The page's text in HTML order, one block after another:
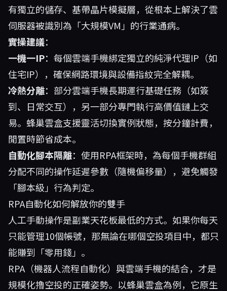
有獨立的儲存、基帶晶片模擬層，從根本上解決了雲
伺服器被識別為「大規模VM」的行業通病。
實操建議：
一機一IP：每個雲端手機綁定獨立的純淨代理IP（如
住宅IP），確保網路環境與設備指紋完全解耦。
冷熱分離：部分雲端手機長期運行基礎任務（如簽
到、日常交互），另一部分專門執行高價值鏈上交
易。蜂巢雲盒支援靈活切換實例狀態，按分鐘計費，
閒置時節省成本。
自動化腳本隔離：使用RPA框架時，為每個手機群組
分配不同的操作延遲參數（隨機偏移量），避免觸發
「腳本級」行為判定。
RPA自動化如何解放你的雙手
人工手動操作是副業天花板最低的方式。如果你每天
只能管理10個帳號，那無論在哪個空投項目中，都只
能賺到「零用錢」。
RPA（機器人流程自動化）與雲端手機的結合，才是
規模化擼空投的正確姿勢。以蜂巢雲盒為例，它原生